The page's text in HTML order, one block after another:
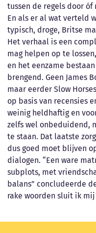
tussen de regels door
En als er al wat verteld
typisch, droge, Britse
Het verhaal is een
mag helpen op te
en het eenzame
brengend. Geen James
maar eerder Slow
op basis van recensies
weinig heldhaftig en
zelfs wel onbeduidend,
te staan. Dat laatste
dus goed moet blijven
dialogen. “Een ware
subplots, met
balans” concludeerde
rake woorden sluit ik mij